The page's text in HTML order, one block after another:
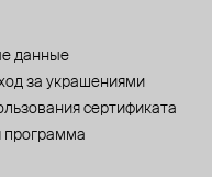
данные
за украшениями
сертификата
программа